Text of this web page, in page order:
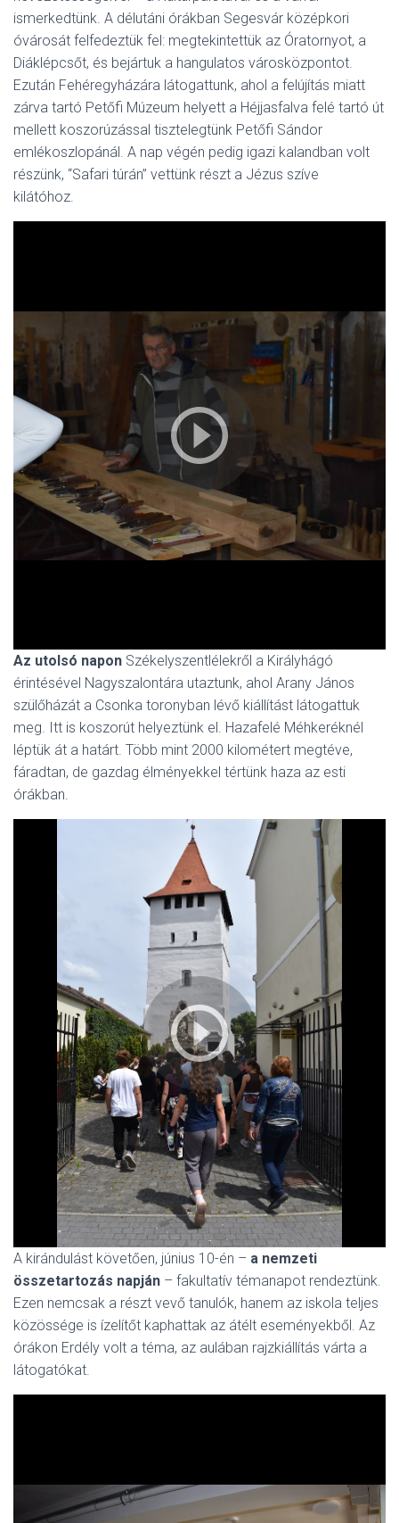
ismerkedtünk. A délutáni órákban Segesvár középkori
óvárosát felfedeztük fel: megtekintettük az Óratornyot, a
Diáklépcsőt, és bejártuk a hangulatos városközpontot.
Ezután Fehéregyházára látogattunk, ahol a felújítás miatt
zárva tartó Petőfi Múzeum helyett a Héjjasfalva felé tartó út
mellett koszorúzással tisztelegtünk Petőfi Sándor
emlékoszlopánál. A nap végén pedig igazi kalandban volt
részünk, “Safari túrán” vettünk részt a Jézus szíve
kilátóhoz.
Az utolsó napon Székelyszentlélekről a Királyhágó
érintésével Nagyszalontára utaztunk, ahol Arany János
szülőházát a Csonka toronyban lévő kiállítást látogattuk
meg. Itt is koszorút helyeztünk el. Hazafelé Méhkeréknél
léptük át a határt. Több mint 2000 kilométert megtéve,
fáradtan, de gazdag élményekkel tértünk haza az esti
órákban.
A kirándulást követően, június 10-én – a nemzeti
összetartozás napján – fakultatív témanapot rendeztünk.
Ezen nemcsak a részt vevő tanulók, hanem az iskola teljes
közössége is ízelítőt kaphattak az átélt eseményekből. Az
órákon Erdély volt a téma, az aulában rajzkiállítás várta a
látogatókat.